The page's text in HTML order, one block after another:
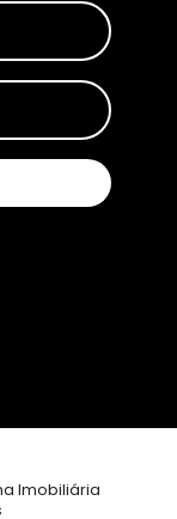
Imobiliária